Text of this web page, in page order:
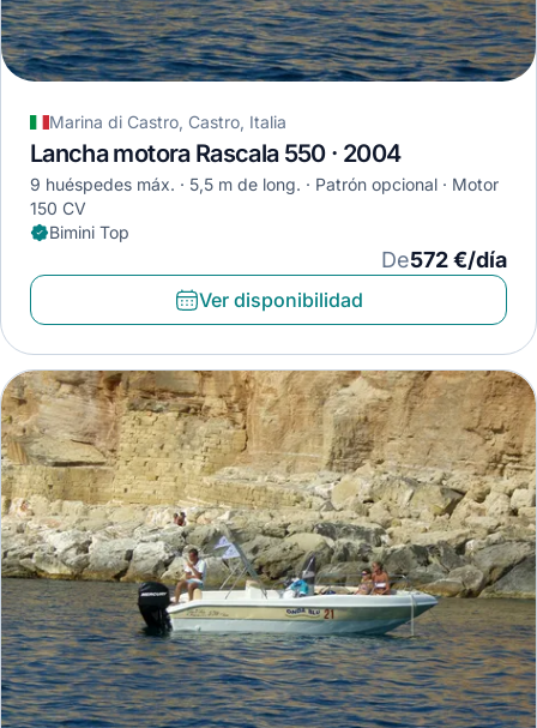
Marina di Castro, Castro, Italia
Lancha motora Rascala 550 · 2004
9 huéspedes máx. 5,5 m de long. Patrón opcional
Motor
150 CV
Bimini Top
De572 €/día
Ver disponibilidad